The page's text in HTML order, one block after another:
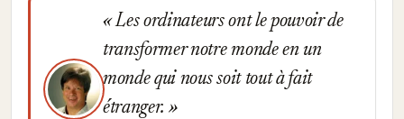
Les ordinateurs ont le pouvoir de
transformer notre monde en un
monde qui nous soit tout à fait
étranger.